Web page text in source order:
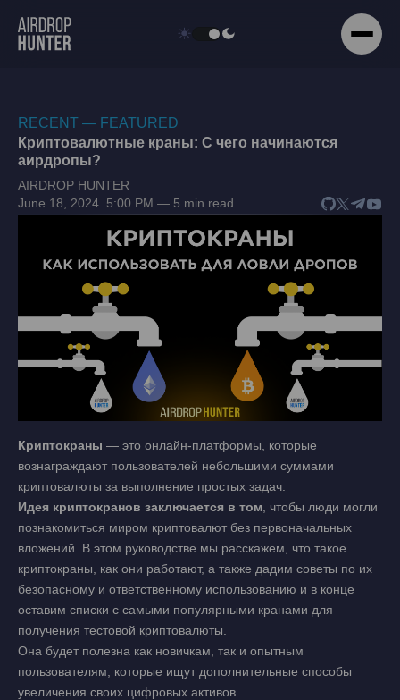
RECENT — FEATURED
Криптовалютные краны: С чего начинаются
аирдропы?
AIRDROP HUNTER
June 18, 2024. 5:00 PM — 5 min read
Криптокраны — это онлайн-платформы, которые
вознаграждают пользователей небольшими суммами
криптовалюты за выполнение простых задач.
Идея криптокранов заключается в том , чтобы люди могли
познакомиться миром криптовалют без первоначальных
вложений. В этом руководстве мы расскажем, что такое
криптокраны, как они работают, а также дадим советы по их
безопасному и ответственному использованию и в конце
оставим списки с самыми популярными кранами для
получения тестовой криптовалюты.
Она будет полезна как новичкам, так и опытным
пользователям, которые ищут дополнительные способы
увеличения своих цифровых активов.